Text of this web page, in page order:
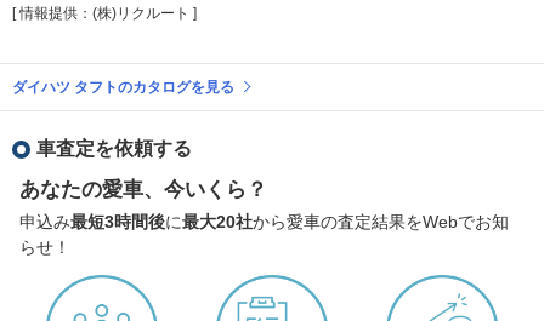
[ 情報提供：(株)リクルート ]
ダイハツ タフトのカタログを見る
車査定を依頼する
あなたの愛車、今いくら？
申込み最短3時間後に最大20社から愛車の査定結果をWebでお知
らせ！